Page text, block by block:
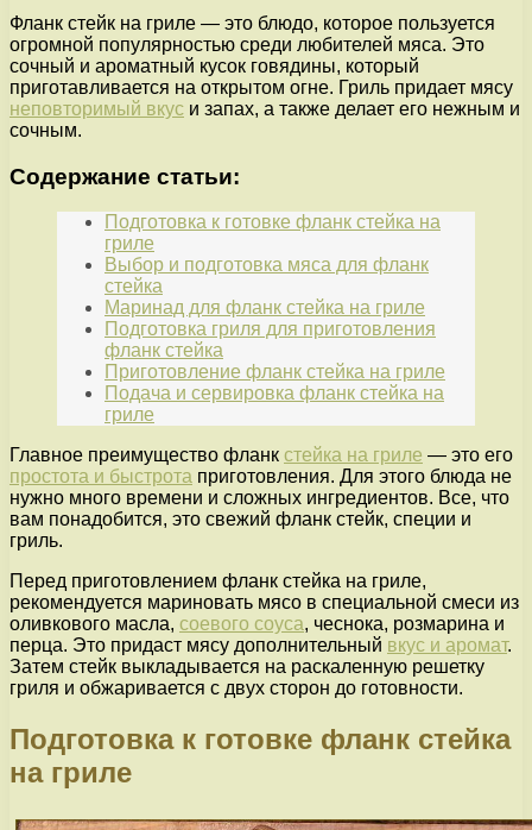
Фланк стейк на гриле — это блюдо, которое пользуется
огромной популярностью среди любителей мяса. Это
сочный и ароматный кусок говядины, который
приготавливается на открытом огне. Гриль придает мясу
неповторимый вкус и запах, а также делает его нежным и
сочным.
Содержание статьи:
Подготовка к готовке фланк стейка на
гриле
Выбор и подготовка мяса для фланк
стейка
Маринад для фланк стейка на гриле
Подготовка гриля для приготовления
фланк стейка
Приготовление фланк стейка на гриле
Подача и сервировка фланк стейка на
гриле
Главное преимущество фланк стейка на гриле — это его
простота и быстрота приготовления. Для этого блюда не
нужно много времени и сложных ингредиентов. Все, что
вам понадобится, это свежий фланк стейк, специи и
гриль.
Перед приготовлением фланк стейка на гриле,
рекомендуется мариновать мясо в специальной смеси из
оливкового масла, соевого соуса, чеснока, розмарина и
перца. Это придаст мясу дополнительный вкус и аромат.
Затем стейк выкладывается на раскаленную решетку
гриля и обжаривается с двух сторон до готовности.
Подготовка к готовке фланк стейка
на гриле